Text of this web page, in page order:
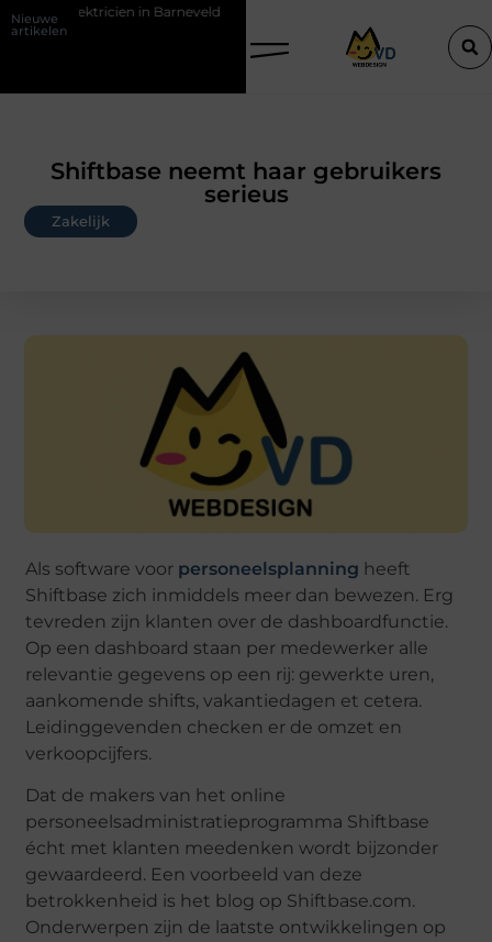
Nieuwe
artikelen
in Barneveld De Perfecte Gids voor Vloerbedekking in
Shiftbase neemt haar gebruikers
serieus
Zakelijk
Als software voor personeelsplanning heeft
Shiftbase zich inmiddels meer dan bewezen. Erg
tevreden zijn klanten over de dashboardfunctie.
Op een dashboard staan per medewerker alle
relevantie gegevens op een rij: gewerkte uren,
aankomende shifts, vakantiedagen et cetera.
Leidinggevenden checken er de omzet en
verkoopcijfers.
Dat de makers van het online
personeelsadministratieprogramma Shiftbase
écht met klanten meedenken wordt bijzonder
gewaardeerd. Een voorbeeld van deze
betrokkenheid is het blog op Shiftbase.com.
Onderwerpen zijn de laatste ontwikkelingen op